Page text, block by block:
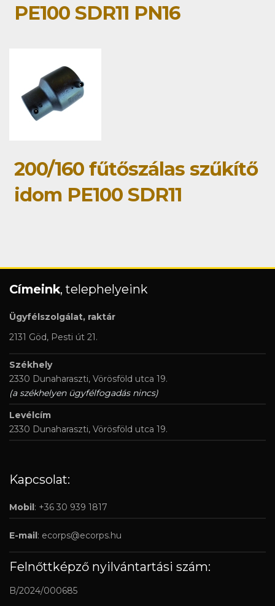
PE100 SDR11 PN16
200/160 fűtőszálas szűkítő
idom PE100 SDR11
Címeink, telephelyeink
Ügyfélszolgálat, raktár
2131 Göd, Pesti út 21.
Székhely
2330 Dunaharaszti, Vörösföld utca 19.
(a székhelyen ügyfélfogadás nincs)
Levélcím
2330 Dunaharaszti, Vörösföld utca 19.
Kapcsolat:
Mobil: +36 30 939 1817
E-mail: ecorps@ecorps.hu
Felnőttképző nyilvántartási szám:
B/2024/000685